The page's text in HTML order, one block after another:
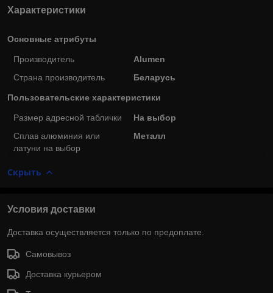
Характеристики
Основные атрибуты
Производитель
Alumen
Страна производитель
Беларусь
Пользовательские характеристики
Размер адресной таблички
На выбор
Сплав алюминия или
латуни на выбор
Металл
Скрыть
Условия доставки
Доставка осуществляется только по предоплате.
Самовывоз
Доставка курьером